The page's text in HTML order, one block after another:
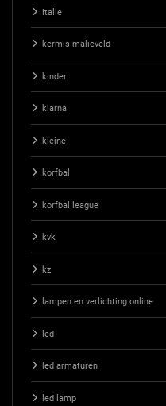
italie
kermis malieveld
kinder
klarna
kleine
korfbal
korfbal league
kvk
kz
lampen en verlichting online
led
led armaturen
led lamp